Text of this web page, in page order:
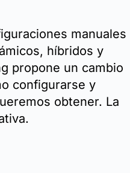
manuales
híbridos y
propone un cambio
configurarse y
obtener. La